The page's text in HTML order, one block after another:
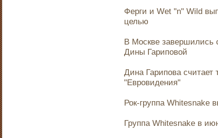
Ферги и Wet "n" Wild
целью
В Москве завершились
Дины Гариповой
Дина Гарипова считает
"Евровидения"
Рок-группа Whitesnake
Группа Whitesnake в